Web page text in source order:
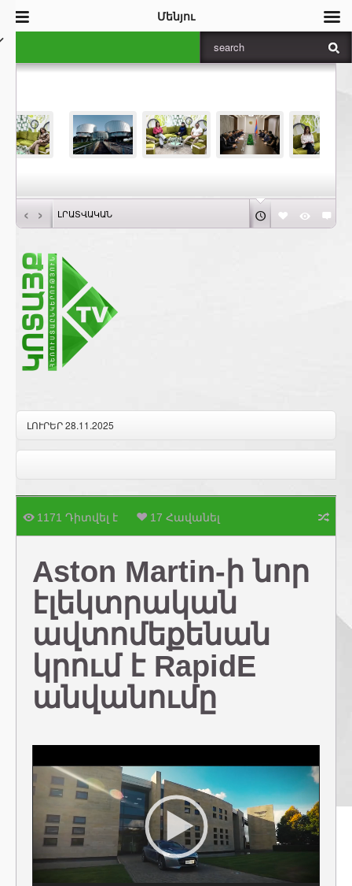
‹ › ԼՐԱՏՎԱԿԱՆ
ԼՈՒՐԵՐ 28.11.2025
1171 Դիտվել է 17 Հավանել
Aston Martin-ի նոր
էլեկտրական
ավտոմեքենան
կրում է RapidE
անվանումը
Մենյու